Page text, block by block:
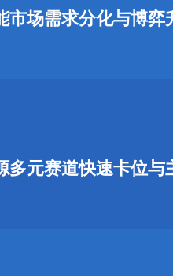
市场需求分化与博弈
多元赛道快速卡位与